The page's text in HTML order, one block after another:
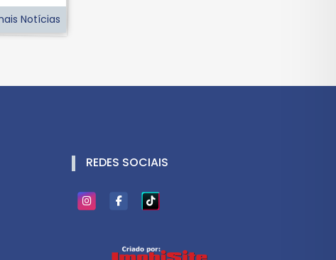
Notícias
REDES SOCIAIS